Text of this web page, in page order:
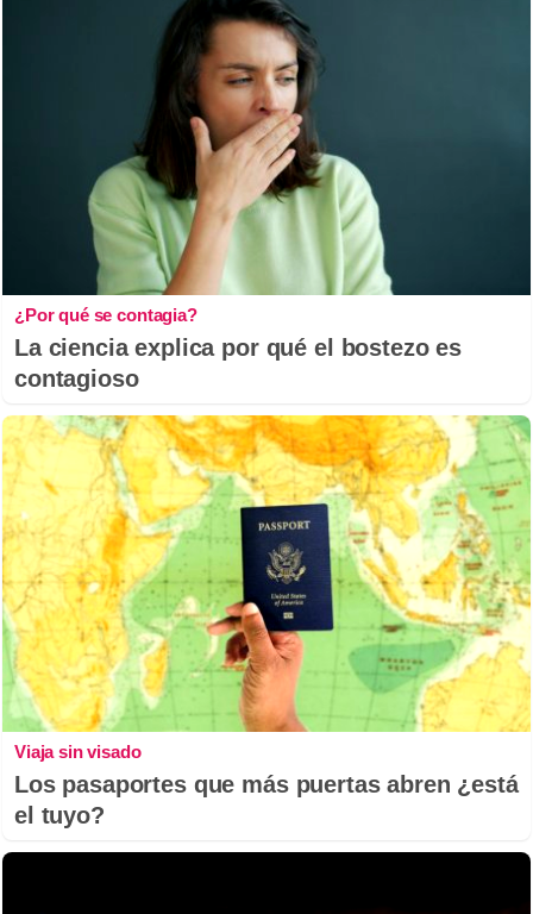
¿Por qué se contagia?
La ciencia explica por qué el bostezo es
contagioso
Viaja sin visado
Los pasaportes que más puertas abren ¿está
el tuyo?